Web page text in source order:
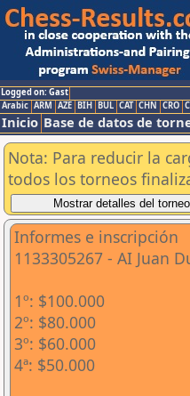
Logged on: Gast
Arabic ARM AZE BIH BUL CAT CHN CRO
Inicio Base de datos de
Nota: Para reducir la
todos los torneos
Informes e inscripción
1133305267 - AI Juan
1º: $100.000
2º: $80.000
3º: $60.000
4ª: $50.000